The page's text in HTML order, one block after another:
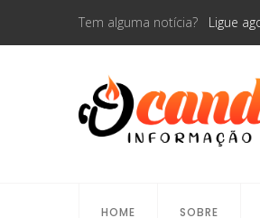
Tem alguma notícia? Ligue
HOME SOBRE